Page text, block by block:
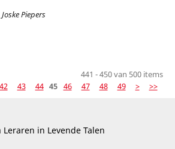
Piepers
441 - 450 van 500 items
42 43 44 45 46 47 48 49 > >>
in Levende Talen